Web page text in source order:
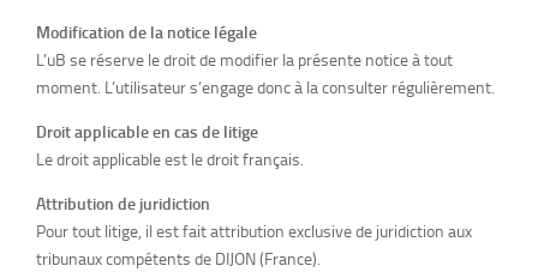
Modification de la notice légale
L’uB se réserve le droit de modifier la présente notice à tout
moment. L’utilisateur s’engage donc à la consulter régulièrement.
Droit applicable en cas de litige
Le droit applicable est le droit français.
Attribution de juridiction
Pour tout litige, il est fait attribution exclusive de juridiction aux
tribunaux compétents de DIJON (France).